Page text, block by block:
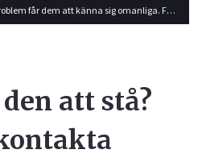
15 procent uppger att erektionsproblem får dem att känna sig omanliga. Foto: Shutterstock
att stå?